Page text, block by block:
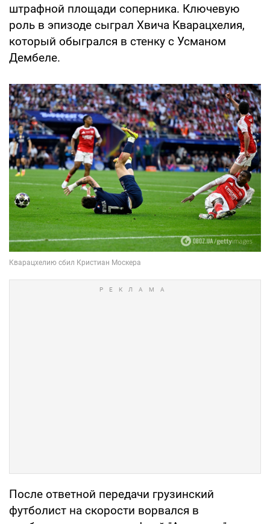
штрафной площади соперника. Ключевую
роль в эпизоде сыграл Хвича Кварацхелия,
который обыгрался в стенку с Усманом
Дембеле.
После ответной передачи грузинский
футболист на скорости ворвался в